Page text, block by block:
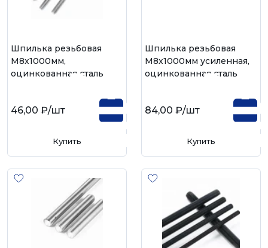
Шпилька резьбовая
М8х1000мм,
оцинкованная сталь
46,00 ₽/шт
Купить
Шпилька резьбовая
М8х1000мм усиленная,
оцинкованная сталь
84,00 ₽/шт
Купить